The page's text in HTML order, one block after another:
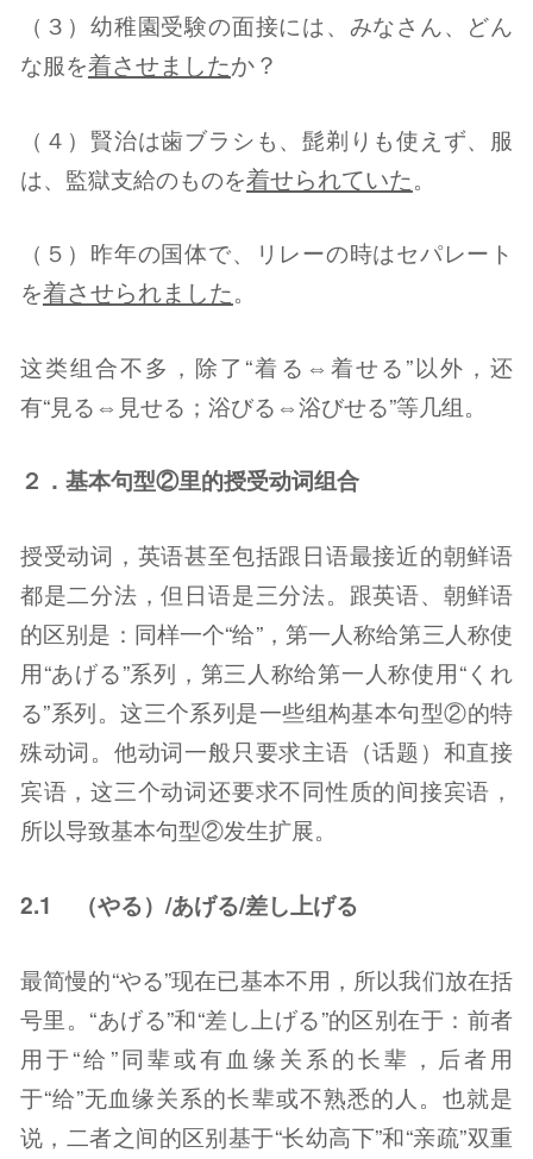
（３）幼稚園受験の面接には、みなさん、どん
な服を着させましたか？
（４）賢治は歯ブラシも、髭剃りも使えず、服
は、監獄支給のものを着せられていた。
（５）昨年の国体で、リレーの時はセパレート
を着させられました。
这类组合不多，除了“着る⇔着せる”以外，还
有“見る⇔見せる；浴びる⇔浴びせる”等几组。
２．基本句型②里的授受动词组合
授受动词，英语甚至包括跟日语最接近的朝鲜语
都是二分法，但日语是三分法。跟英语、朝鲜语
的区别是：同样一个“给”，第一人称给第三人称使
用“あげる”系列，第三人称给第一人称使用“くれ
る”系列。这三个系列是一些组构基本句型②的特
殊动词。他动词一般只要求主语（话题）和直接
宾语，这三个动词还要求不同性质的间接宾语，
所以导致基本句型②发生扩展。
2.1 （やる）/あげる/差し上げる
最简慢的“やる”现在已基本不用，所以我们放在括
号里。“あげる”和“差し上げる”的区别在于：前者
用于“给”同辈或有血缘关系的长辈，后者用
于“给”无血缘关系的长辈或不熟悉的人。也就是
说，二者之间的区别基于“长幼高下”和“亲疏”双重